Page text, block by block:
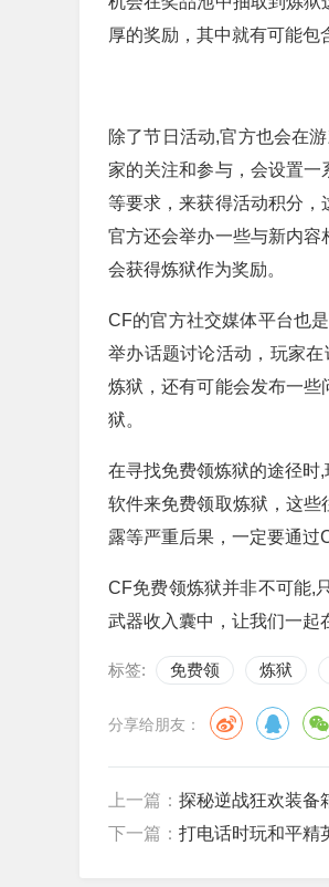
厚的奖励，其中就有可能包
除了节日活动,官方也会在
家的关注和参与，会设置一
等要求，来获得活动积分，
官方还会举办一些与新内
会获得炼狱作为奖励。
CF的官方社交媒体平台也
举办话题讨论活动，玩家
炼狱，还有可能会发布一
狱。
在寻找免费领炼狱的途径时
软件来免费领取炼狱，这
露等严重后果，一定要通过
CF免费领炼狱并非不可能,
武器收入囊中，让我们一起
标签: 免费领 炼狱
分享给朋友：
上一篇： 探秘逆战狂欢装备
下一篇： 打电话时玩和平精